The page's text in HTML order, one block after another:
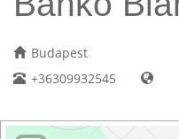
Budapest
+36309932545